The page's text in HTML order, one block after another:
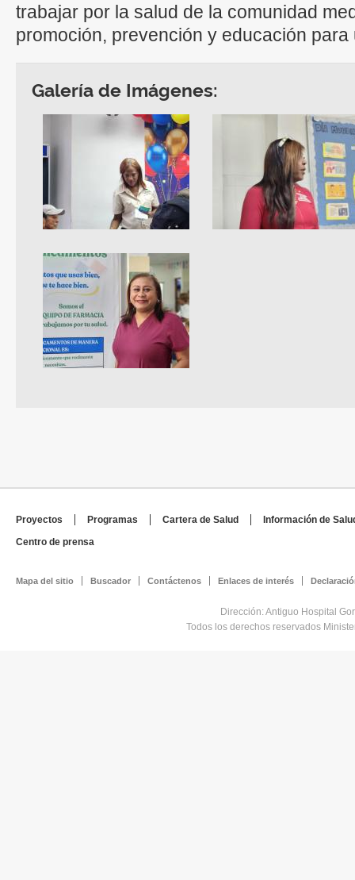
trabajar por la salud de la comunidad
promoción, prevención y educación
Galería de Imágenes:
Proyectos Programas Cartera de Salud
Información de
Centro de prensa
Mapa del sitio Buscador Contáctenos Enlaces de interés
Dirección: Antiguo Hospital
Todos los derechos reservados